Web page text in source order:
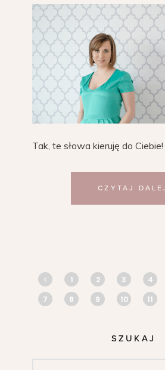
Tak, te słowa kieruję do Ciebie!
CZYTAJ
1 2 3 4
7
8 9 10 11
SZUKAJ